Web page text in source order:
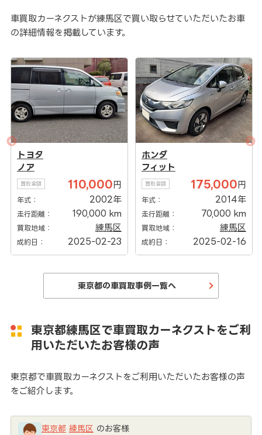
車買取カーネクストが練馬区で買い取らせていただいたお車
の詳細情報を掲載しています。
110,000円
2002年
距離： 190,000 km
地域：
日： 2025-02-23
フィット
買取金額 175,000円
年式： 2014年
走行距離： 70,000 km
買取地域：
成約日： 2025-02-16
買取金
年式：
走行距
買取地
成約日
東京都の車買取事例一覧へ
東京都練馬区で車買取カーネクストをご利
用いただいたお客様の声
東京都で車買取カーネクストをご利用いただいたお客様の声
をご紹介します。
東京都 練馬区 のお客様